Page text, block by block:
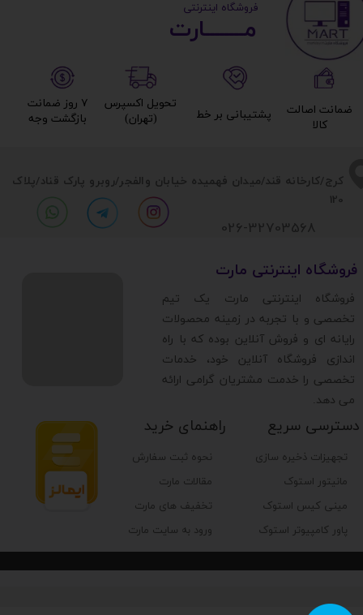
​​کرج/کارخانه قند/میدان فهمیده خیابان والفجر/روبرو پارک قناد/پلاک
120
تجهیزات ذخیره سازی
مانیتور استوک
مینی کیس استوک
پاور کامپیوتر استوک
دسترسی سریع راهنمای خرید
نحوه ثبت سفارش
مقالات مارت
تخفیف های مارت
ورود به سایت مارت
​فروشگاه اینترنتی مارت
​فروشگاه اینترنتی مارت یک تیم
تخصصی و با تجربه در زمینه محصولات
رایانه ای و فروش آنلاین بوده که با راه
اندازی فروشگاه آنلاین خود، خدمات
تخصصی را خدمت مشتریان گرامی ارائه
می دهد.
026-32703568
مــــــــارت​​​​​​
​ ​فروشگاه اینترنتی
۷ روز ضمانت
بازگشت وجه​​​​​​​
تحویل اکسپرس
(تهران)​​​​​​​
پشتیبانی بر خط​​​​​​​
ضمانت اصالت
کالا​​​​​​​